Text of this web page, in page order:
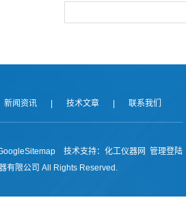
新闻资讯 技术文章 联系我们
技术支持： 化工仪器网 管理登陆
有限公司 All Rights Reserved.